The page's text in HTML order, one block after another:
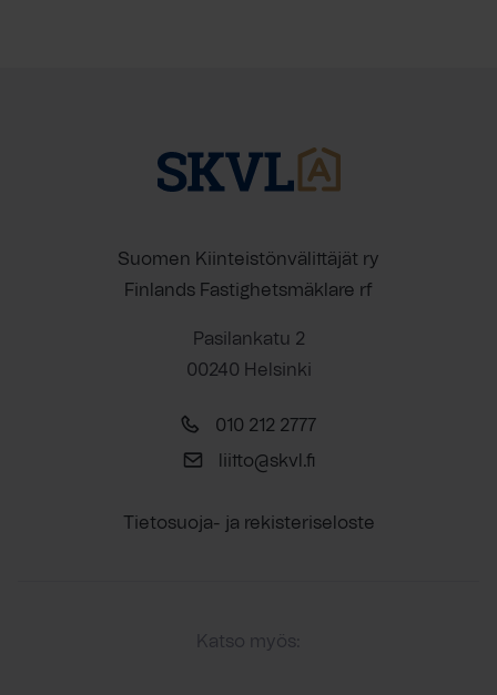
Suomen Kiinteistönvälittäjät ry
Finlands Fastighetsmäklare rf
Pasilankatu 2
00240 Helsinki
010 212 2777
liitto@skvl.fi
Tietosuoja- ja rekisteriseloste
Katso myös: